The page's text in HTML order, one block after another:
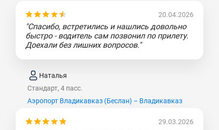
20.04.2026
"Спасибо, встретились и нашлись довольно
быстро - водитель сам позвонил по прилету.
Доехали без лишних вопросов."
Наталья
Стандарт, 4 пасс.
Аэропорт Владикавказ (Беслан) – Владикавказ
29.03.2026